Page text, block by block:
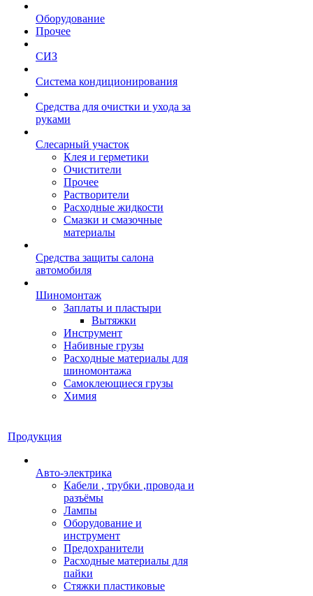
Оборудование
Прочее
СИЗ
Система кондиционирования
Средства для очистки и ухода за
руками
Слесарный участок
Клея и герметики
Очистители
Прочее
Растворители
Расходные жидкости
Смазки и смазочные
материалы
Средства защиты салона
автомобиля
Шиномонтаж
Заплаты и пластыри
Вытяжки
Инструмент
Набивные грузы
Расходные материалы для
шиномонтажа
Самоклеющиеся грузы
Химия
Продукция
Авто-электрика
Кабели , трубки ,провода и
разъёмы
Лампы
Оборудование и
инструмент
Предохранители
Расходные материалы для
пайки
Стяжки пластиковые